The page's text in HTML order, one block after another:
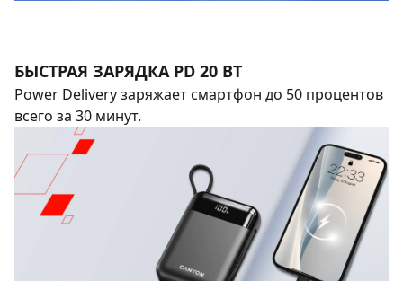
БЫСТРАЯ ЗАРЯДКА PD 20 ВТ
Power Delivery заряжает смартфон до 50 процентов
всего за 30 минут.